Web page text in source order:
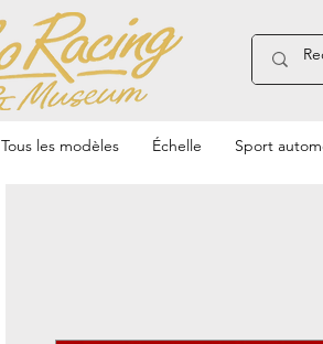
Tous les modèles Échelle Sport